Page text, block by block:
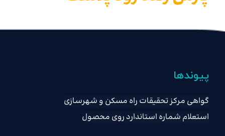
پیوندها
گواهی مرکز تحقیقات راه مسکن و شهرسازی
استعلام شماره استاندارد روی محصول